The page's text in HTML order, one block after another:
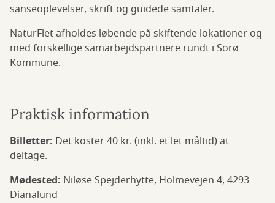
sanseoplevelser, skrift og guidede samtaler.
NaturFlet afholdes løbende på skiftende lokationer og
med forskellige samarbejdspartnere rundt i Sorø
Kommune.
Praktisk information
Billetter: Det koster 40 kr. (inkl. et let måltid) at
deltage.
Mødested: Niløse Spejderhytte, Holmevejen 4, 4293
Dianalund